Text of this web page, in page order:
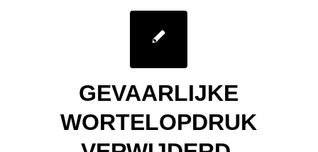
GEVAARLIJKE
WORTELOPDRUK